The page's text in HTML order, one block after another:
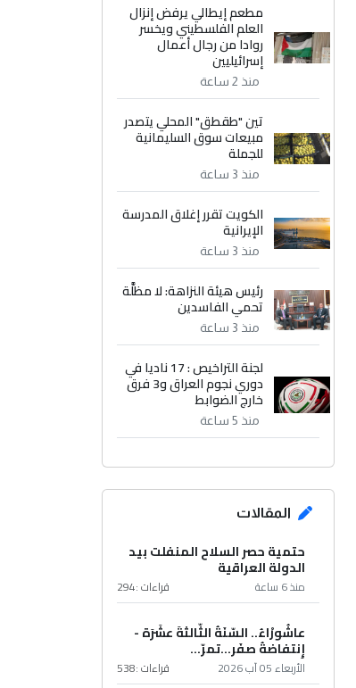
مطعم إيطالي يرفض إنزال
العلم الفلسطيني ويخسر
روادا من رجال أعمال
إسرائيليين
منذ 2 ساعة
تين "طقطق" المحلي يتصدر
مبيعات سوق السليمانية
للجملة
منذ 3 ساعة
الكويت تقرر إغلاق المدرسة
الإيرانية
منذ 3 ساعة
رئيس هيئة النزاهة: لا مظلَّة
تحمي الفاسدين
منذ 3 ساعة
لجنة التراخيص : 17 ناديا في
دوري نجوم العراق و3 فرق
خارج الضوابط
منذ 5 ساعة
المقالات
حتمية حصر السلاح المنفلت بيد
الدولة العراقية
منذ 6 ساعة قراءات :294
عاشُورْاءُ.. السّنَةُ الثّالثةَ عشَرَة -
إِنتفاضةُ صفَر…تمرّ...
الأربعاء 05 آب 2026 قراءات :538